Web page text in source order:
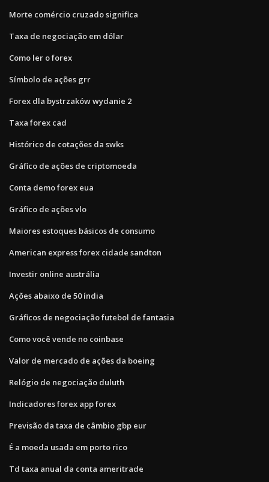
Morte comércio cruzado significa
Taxa de negociação em dólar
Como ler o forex
Símbolo de ações grr
Forex dla bystrzaków wydanie 2
Taxa forex cad
Histórico de cotações da swks
Gráfico de ações de criptomoeda
Conta demo forex eua
Gráfico de ações vlo
Maiores estoques básicos de consumo
American express forex cidade sandton
Investir online austrália
Ações abaixo de 50 índia
Gráficos de negociação futebol de fantasia
Como você vende no coinbase
Valor de mercado de ações da boeing
Relógio de negociação duluth
Indicadores forex app forex
Previsão da taxa de câmbio gbp eur
É a moeda usada em porto rico
Td taxa anual da conta ameritrade